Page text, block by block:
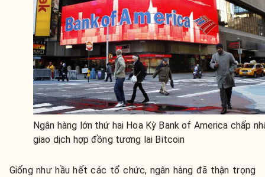
Ngân hàng lớn thứ hai Hoa Kỳ Bank of America chấp
giao dịch hợp đồng tương lai Bitcoin
Giống như hầu hết các tổ chức, ngân hàng đã thận trọng